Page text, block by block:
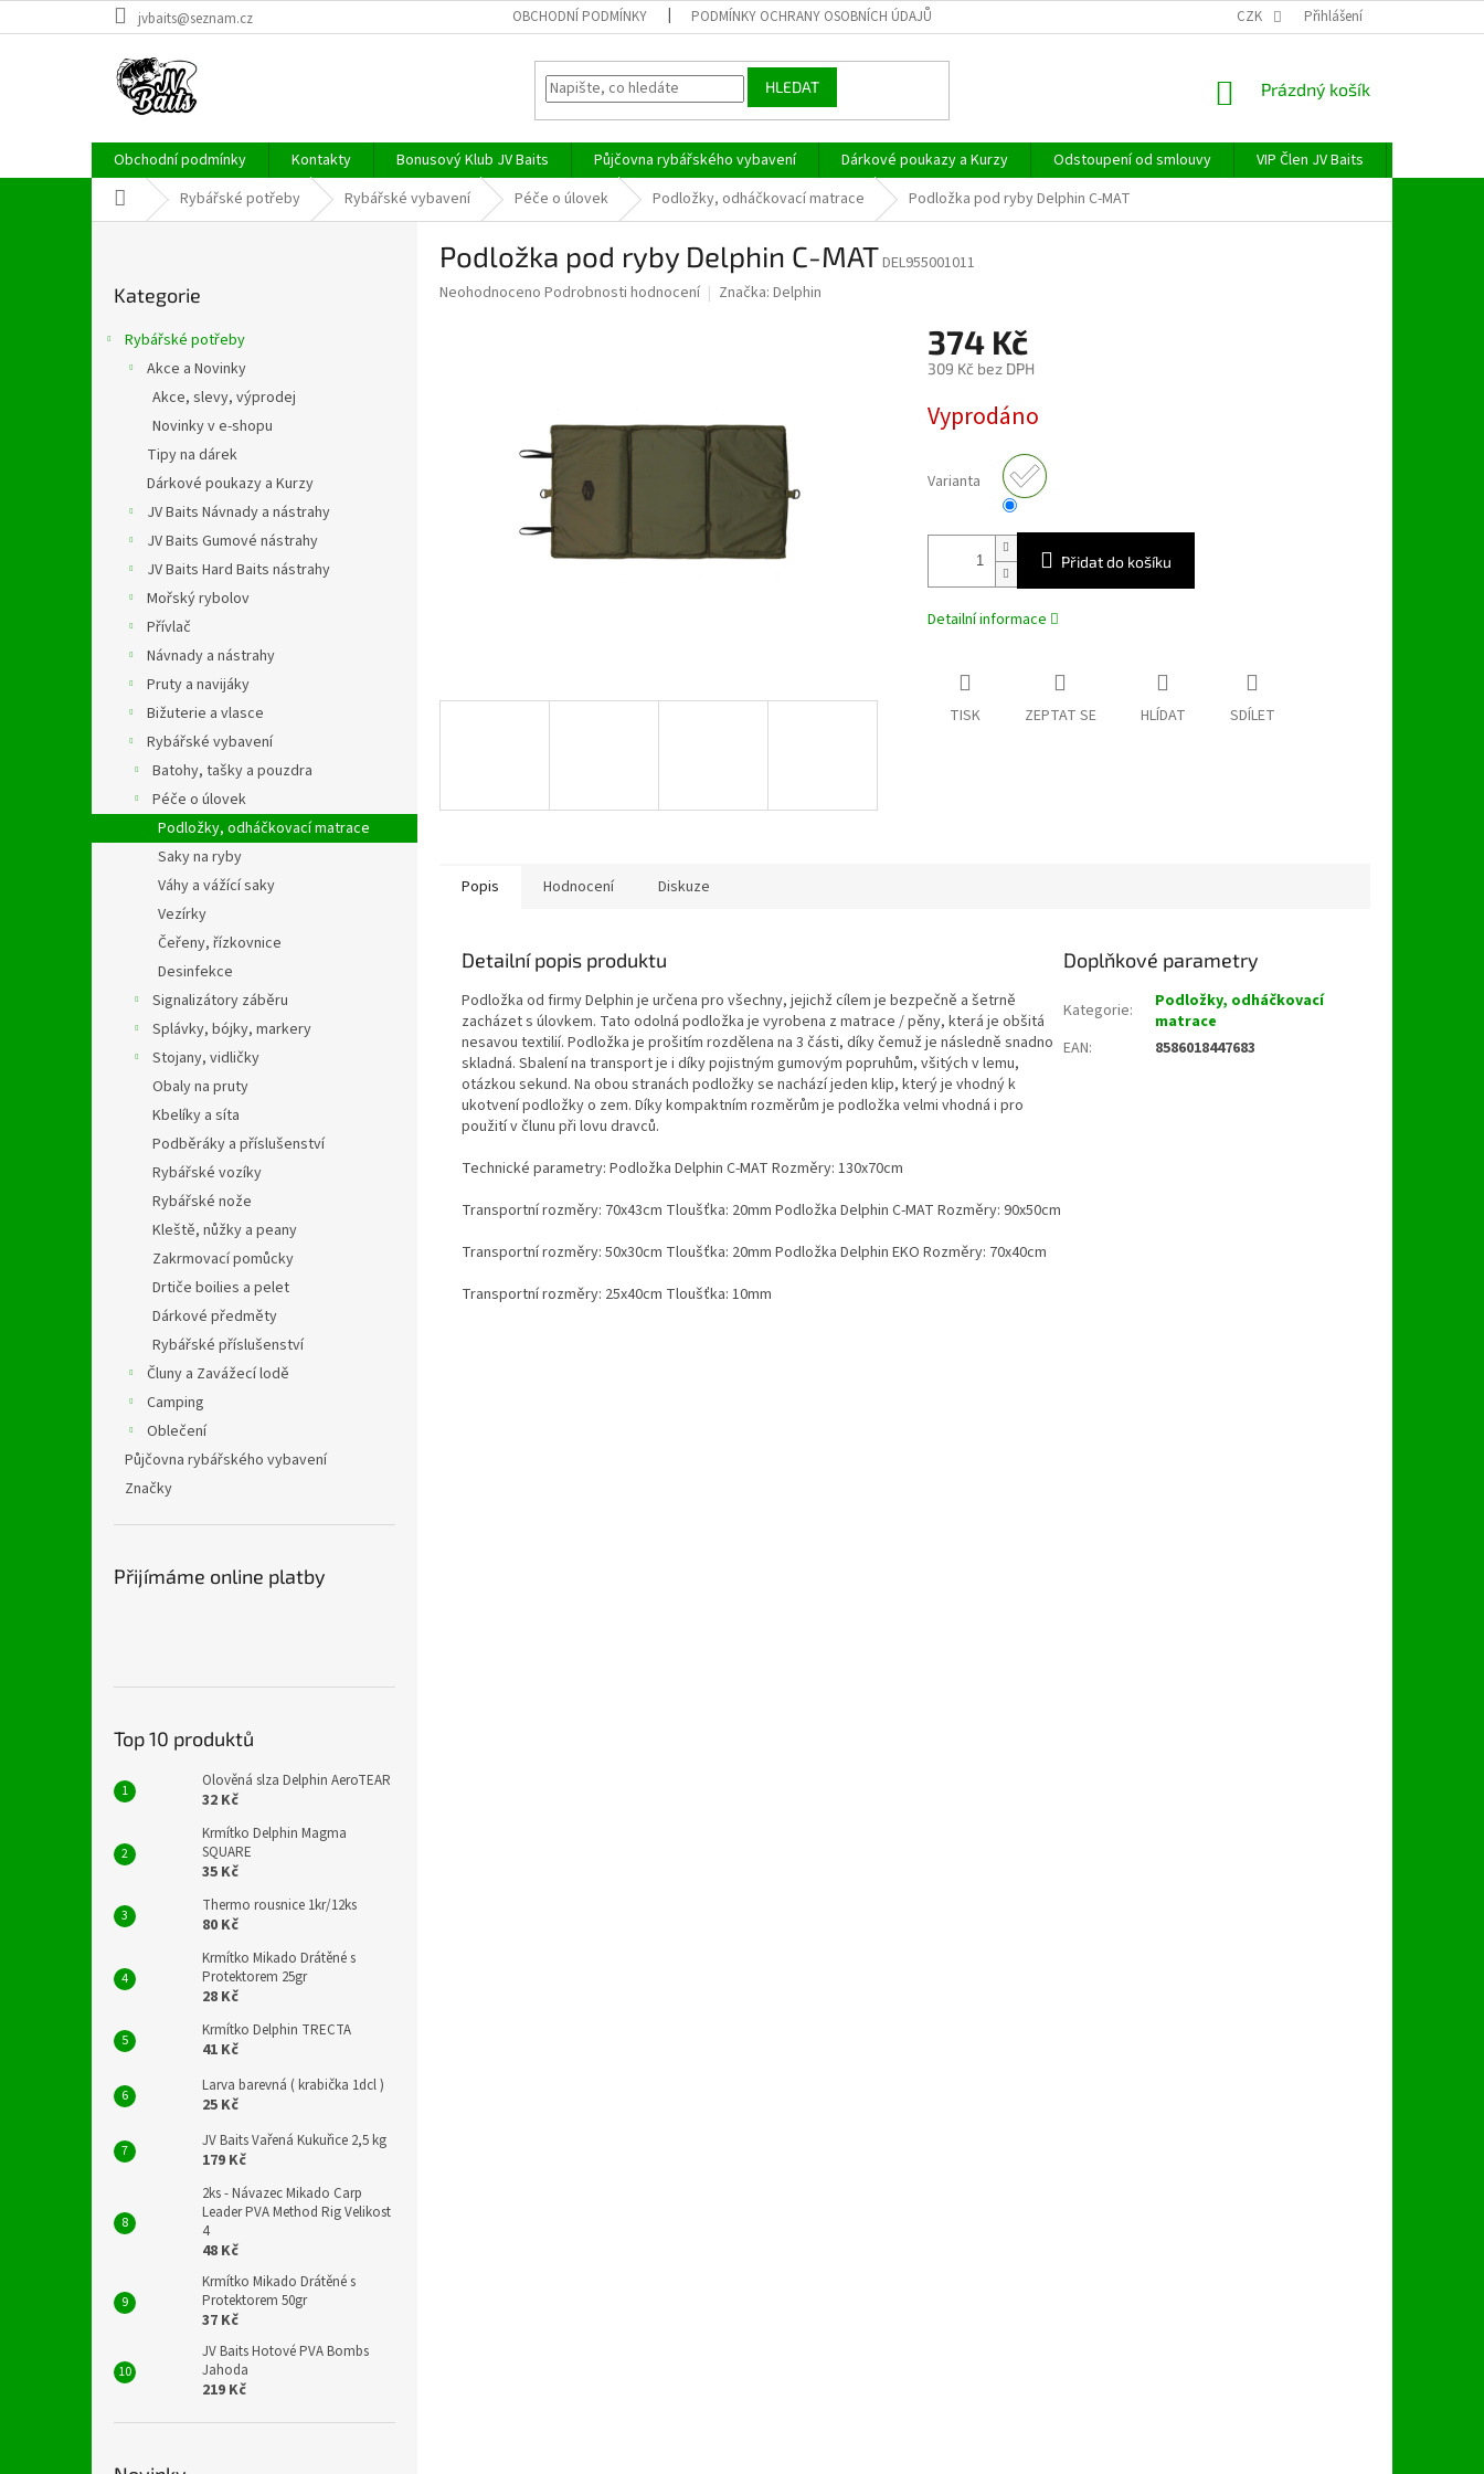
na
jvbaits@seznam.cz OBCHODNÍ PODMÍNKY PODMÍNKY OCHRANY OSOBNÍCH ÚDAJŮ CZK Přihlášení
HLEDAT
NÁKUPNÍ
Prázdný košík
Obchodní podmínky Kontakty Bonusový Klub JV Baits Půjčovna rybářského vybavení Dárkové poukazy a Kurzy Odstoupení od smlouvy VIP Člen JV Baits
Domů Rybářské potřeby Rybářské vybavení Péče o úlovek Podložky, odháčkovací matrace Podložka pod ryby Delphin C-MAT
kategorie
Kategorie
Rybářské potřeby
Akce a Novinky
Akce, slevy, výprodej
Novinky v e-shopu
Tipy na dárek
Dárkové poukazy a Kurzy
JV Baits Návnady a nástrahy
JV Baits Gumové nástrahy
JV Baits Hard Baits nástrahy
Mořský rybolov
Přívlač
Návnady a nástrahy
Pruty a navijáky
Bižuterie a vlasce
Rybářské vybavení
Batohy, tašky a pouzdra
Péče o úlovek
Podložky, odháčkovací matrace
Saky na ryby
Váhy a vážící saky
Vezírky
Čeřeny, řízkovnice
Desinfekce
Signalizátory záběru
Splávky, bójky, markery
Stojany, vidličky
Obaly na pruty
Kbelíky a síta
Podběráky a příslušenství
Rybářské vozíky
Rybářské nože
Kleště, nůžky a peany
Zakrmovací pomůcky
Drtiče boilies a pelet
Dárkové předměty
Rybářské příslušenství
Čluny a Zavážecí lodě
Camping
Oblečení
Půjčovna rybářského vybavení
Značky
Přijímáme online platby
Top 10 produktů
Olověná slza Delphin AeroTEAR
32 Kč
Krmítko Delphin Magma
SQUARE
35 Kč
Thermo rousnice 1kr/12ks
80 Kč
Krmítko Mikado Drátěné s
Protektorem 25gr
28 Kč
Krmítko Delphin TRECTA
41 Kč
Larva barevná ( krabička 1dcl )
25 Kč
JV Baits Vařená Kukuřice 2,5 kg
179 Kč
2ks - Návazec Mikado Carp
Leader PVA Method Rig Velikost
4
48 Kč
Krmítko Mikado Drátěné s
Protektorem 50gr
37 Kč
JV Baits Hotové PVA Bombs
Jahoda
219 Kč
Podložka pod ryby Delphin C-MATDEL955001011
Průměrné
Neohodnoceno Podrobnosti hodnocení Značka: Delphin
374 Kč
309 Kč bez DPH
cena:
Vyprodáno
Varianta
Přidat do košíku
Detailní informace
TISK ZEPTAT SE HLÍDAT SDÍLET
Popis Hodnocení Diskuze
Detailní popis produktu
Podložka od firmy Delphin je určena pro všechny, jejichž cílem je bezpečně a šetrně
zacházet s úlovkem. Tato odolná podložka je vyrobena z matrace / pěny, která je obšitá
nesavou textilií. Podložka je prošitím rozdělena na 3 části, díky čemuž je následně snadno
skladná. Sbalení na transport je i díky pojistným gumovým popruhům, všitých v lemu,
otázkou sekund. Na obou stranách podložky se nachází jeden klip, který je vhodný k
ukotvení podložky o zem. Díky kompaktním rozměrům je podložka velmi vhodná i pro
použití v člunu při lovu dravců.
Technické parametry: Podložka Delphin C-MAT Rozměry: 130x70cm
Transportní rozměry: 70x43cm Tloušťka: 20mm Podložka Delphin C-MAT Rozměry: 90x50cm
Transportní rozměry: 50x30cm Tloušťka: 20mm Podložka Delphin EKO Rozměry: 70x40cm
Transportní rozměry: 25x40cm Tloušťka: 10mm
Doplňkové parametry
Kategorie:
Podložky, odháčkovací
matrace
EAN: 8586018447683